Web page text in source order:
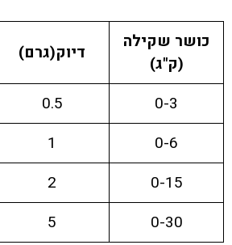
כושר שקילה
(ק"ג)
דיוק(גרם)
0-3
0.5
0-6
1
0-15
2
0-30
5